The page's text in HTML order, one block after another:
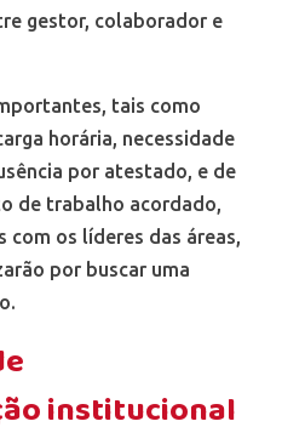
gestor, colaborador e
tais como
horária, necessidade
por atestado, e de
de trabalho acordado,
com os líderes das áreas,
por buscar uma
institucional